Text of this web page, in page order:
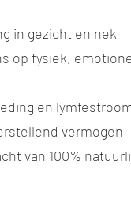
in gezicht en nek
op fysiek,
en
vermogen
van 100%